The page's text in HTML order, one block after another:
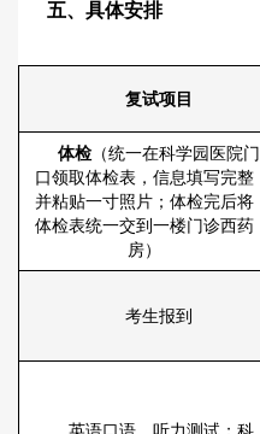
五、具体安排
复试项目
体检（统一在科学园医院门
口领取体检表，信息填写完整
并粘贴一寸照片；体检完后将
体检表统一交到一楼门诊西药
房）
考生报到